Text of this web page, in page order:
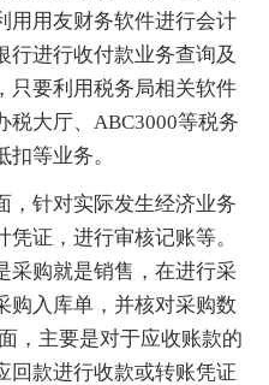
用用友财务软件进行会计
行进行收付款业务查询及
只要利用税务局相关软件
税大厅、ABC3000等税务
等业务。
，针对实际发生经济业务
证，进行审核记账等。
采购就是销售，在进行采
购入库单，并核对采购数
，主要是对于应收账款的
回款进行收款或转账凭证